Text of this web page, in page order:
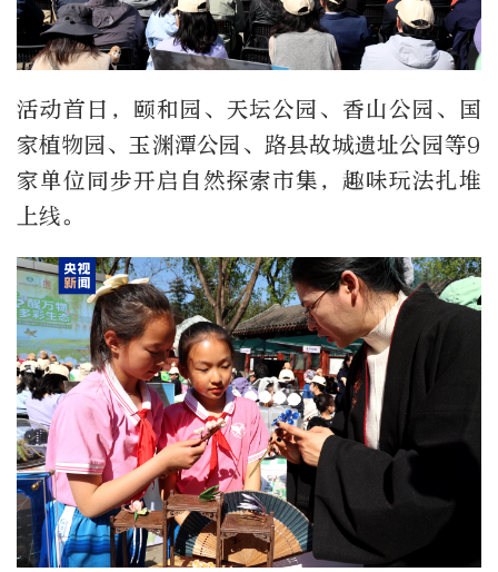
活动首日，颐和园、天坛公园、香山公园、国
家植物园、玉渊潭公园、路县故城遗址公园等9
家单位同步开启自然探索市集，趣味玩法扎堆
上线。